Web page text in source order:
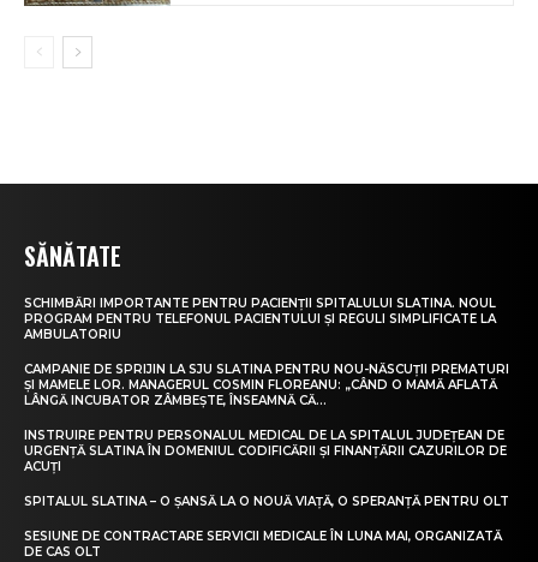
SĂNĂTATE
SCHIMBĂRI IMPORTANTE PENTRU PACIENȚII SPITALULUI SLATINA. NOUL
PROGRAM PENTRU TELEFONUL PACIENTULUI ȘI REGULI SIMPLIFICATE LA
AMBULATORIU
CAMPANIE DE SPRIJIN LA SJU SLATINA PENTRU NOU-NĂSCUȚII PREMATURI
ȘI MAMELE LOR. MANAGERUL COSMIN FLOREANU: „CÂND O MAMĂ AFLATĂ
LÂNGĂ INCUBATOR ZÂMBEȘTE, ÎNSEAMNĂ CĂ...
INSTRUIRE PENTRU PERSONALUL MEDICAL DE LA SPITALUL JUDEȚEAN DE
URGENȚĂ SLATINA ÎN DOMENIUL CODIFICĂRII ȘI FINANȚĂRII CAZURILOR DE
ACUȚI
SPITALUL SLATINA – O ȘANSĂ LA O NOUĂ VIAȚĂ, O SPERANȚĂ PENTRU OLT
SESIUNE DE CONTRACTARE SERVICII MEDICALE ÎN LUNA MAI, ORGANIZATĂ
DE CAS OLT